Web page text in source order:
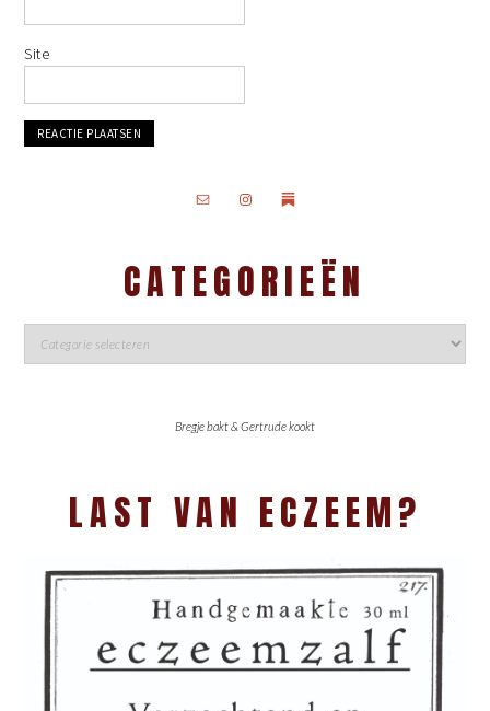
Site
CATEGORIEËN
Bregje bakt & Gertrude kookt
LAST VAN ECZEEM?